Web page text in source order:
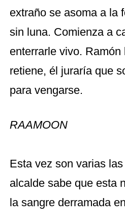
extraño se asoma a la
sin luna. Comienza a
enterrarle vivo.
retiene, él juraría que
para vengarse.
RAAMOON
Esta vez son varias
alcalde sabe que esta
la sangre derramada